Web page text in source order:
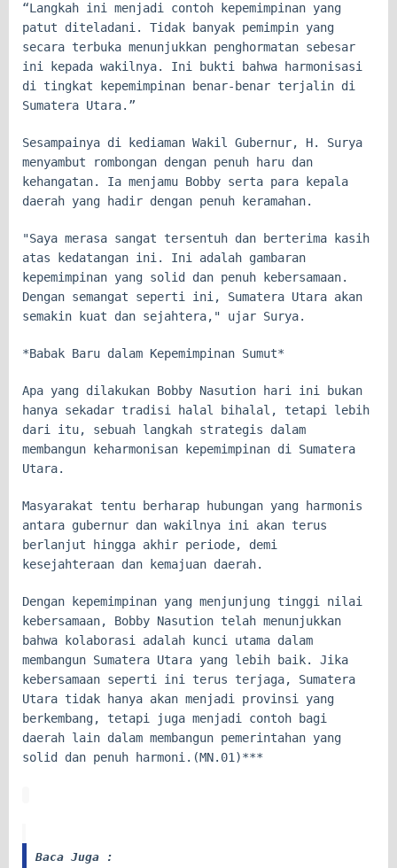
“Langkah ini menjadi contoh kepemimpinan yang
patut diteladani. Tidak banyak pemimpin yang
secara terbuka menunjukkan penghormatan sebesar
ini kepada wakilnya. Ini bukti bahwa harmonisasi
di tingkat kepemimpinan benar-benar terjalin di
Sumatera Utara.”
Sesampainya di kediaman Wakil Gubernur, H. Surya
menyambut rombongan dengan penuh haru dan
kehangatan. Ia menjamu Bobby serta para kepala
daerah yang hadir dengan penuh keramahan.
"Saya merasa sangat tersentuh dan berterima kasih
atas kedatangan ini. Ini adalah gambaran
kepemimpinan yang solid dan penuh kebersamaan.
Dengan semangat seperti ini, Sumatera Utara akan
semakin kuat dan sejahtera," ujar Surya.
*Babak Baru dalam Kepemimpinan Sumut*
Apa yang dilakukan Bobby Nasution hari ini bukan
hanya sekadar tradisi halal bihalal, tetapi lebih
dari itu, sebuah langkah strategis dalam
membangun keharmonisan kepemimpinan di Sumatera
Utara.
Masyarakat tentu berharap hubungan yang harmonis
antara gubernur dan wakilnya ini akan terus
berlanjut hingga akhir periode, demi
kesejahteraan dan kemajuan daerah.
Dengan kepemimpinan yang menjunjung tinggi nilai
kebersamaan, Bobby Nasution telah menunjukkan
bahwa kolaborasi adalah kunci utama dalam
membangun Sumatera Utara yang lebih baik. Jika
kebersamaan seperti ini terus terjaga, Sumatera
Utara tidak hanya akan menjadi provinsi yang
berkembang, tetapi juga menjadi contoh bagi
daerah lain dalam membangun pemerintahan yang
solid dan penuh harmoni.(MN.01)***
Baca Juga :